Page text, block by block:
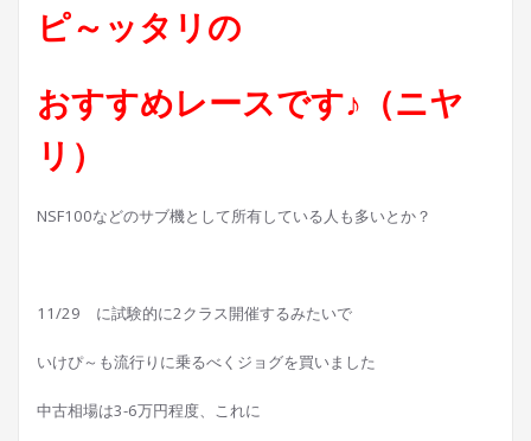
ピ～ッタリの
おすすめレースです♪（ニヤ
リ）
NSF100などのサブ機として所有している人も多いとか？
11/29 に試験的に2クラス開催するみたいで
いけぴ～も流行りに乗るべくジョグを買いました
中古相場は3-6万円程度、これに